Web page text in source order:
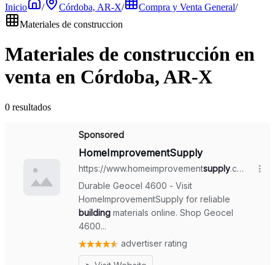
Inicio / Córdoba, AR-X/ Compra y Venta General/
Materiales de construccion
Materiales de construcción en
venta en Córdoba, AR-X
0 resultados